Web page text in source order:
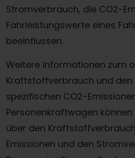
Stromverbrauch, die CO2-
Fahrleistungswerte eines
beeinflussen.
Weitere Informationen zum
Kraftstoffverbrauch und den
spezifischen CO2-
Personenkraftwagen können
über den
Emissionen und den